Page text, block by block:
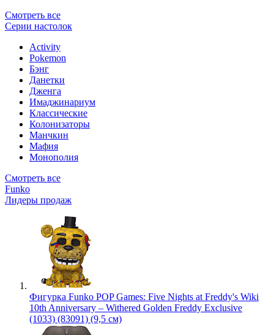
Смотреть все
Серии настолок
Activity
Pokemon
Бэнг
Данетки
Дженга
Имаджинариум
Классические
Колонизаторы
Манчкин
Мафия
Монополия
Смотреть все
Funko
Лидеры продаж
Фигурка Funko POP Games: Five Nights at Freddy's Wiki
10th Anniversary – Withered Golden Freddy Exclusive
(1033) (83091) (9,5 см)